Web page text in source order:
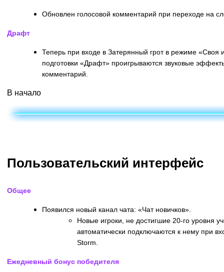
Обновлен голосовой комментарий при переходе на
Драфт
Теперь при входе в Затерянный грот в режиме «Своя
подготовки «Драфт» проигрываются звуковые
комментарий.
В начало
Пользовательский интерфейс
Общее
Появился новый канал чата: «Чат новичков».
Новые игроки, не достигшие 20-го уровня
автоматически подключаются к нему при
Storm.
Ежедневный бонус победителя